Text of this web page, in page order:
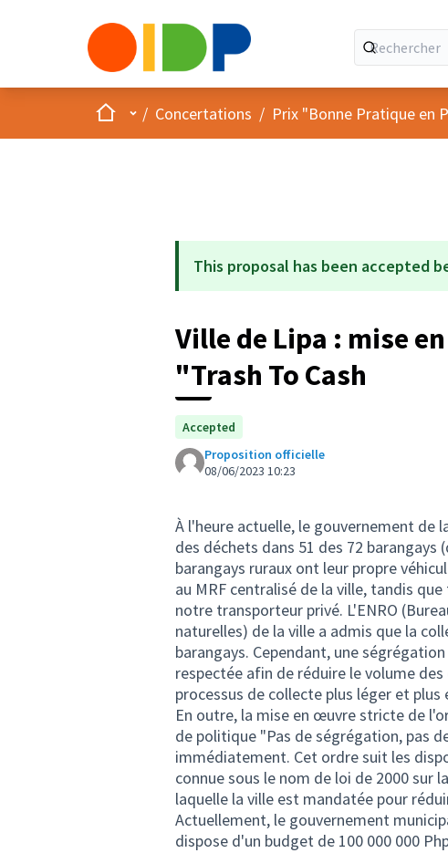
AccueilMenu principal
/ Concertations / Prix "Bonne Pratique en
This proposal has been accepted
Ville de Lipa : mise
"Trash To Cash
Accepted
Proposition officielle
08/06/2023 10:23
À l'heure actuelle, le gouvernement de
des déchets dans 51 des 72
barangays ruraux ont leur propre
au MRF centralisé de la ville, tandis
notre transporteur privé. L'ENRO
naturelles) de la ville a admis que la
barangays. Cependant, une
respectée afin de réduire le volume
processus de collecte plus léger et plus
En outre, la mise en œuvre stricte de
de politique "Pas de ségrégation, pas
immédiatement. Cet ordre suit les
connue sous le nom de loi de 2000 sur
laquelle la ville est mandatée pour
Actuellement, le gouvernement
dispose d'un budget de 100 000 000